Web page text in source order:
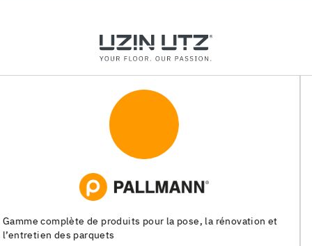
Systèmes de pose pour les chapes, les revêtements de sols
souples et les parquets